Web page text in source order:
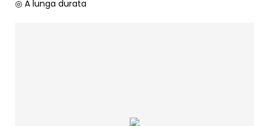
◎ A lunga durata